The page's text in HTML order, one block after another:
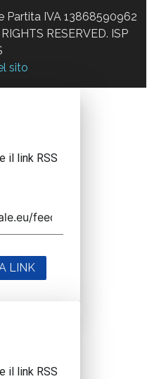
Partita IVA 13868590962
RESERVED. ISP
sito
il link RSS
LINK
il link RSS